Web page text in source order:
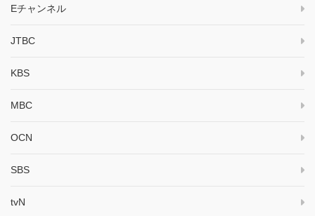
Eチャンネル
JTBC
KBS
MBC
OCN
SBS
tvN